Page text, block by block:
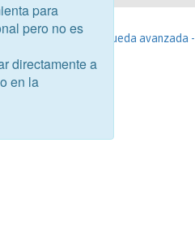
- Búsqueda avanzada -
para
pero no es
directamente a
en la